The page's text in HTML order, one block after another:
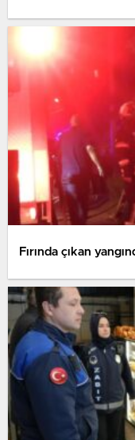
Fırında çıkan